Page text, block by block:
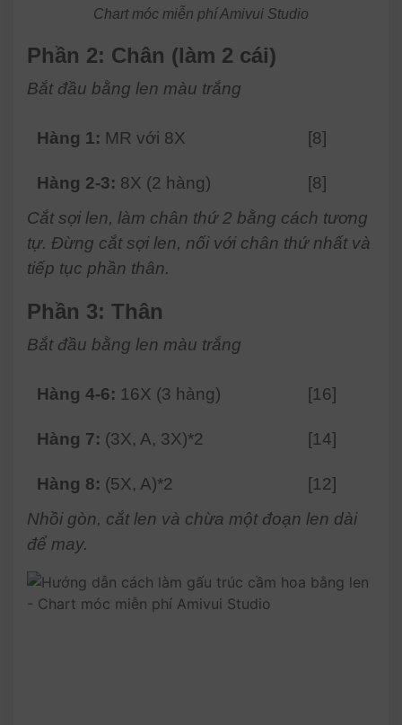
Chart móc miễn phí Amivui Studio
Phần 2: Chân (làm 2 cái)
Bắt đầu bằng len màu trắng
Hàng 1: MR với 8X [8]
Hàng 2-3: 8X (2 hàng)
[8]
Cắt sợi len, làm chân thứ 2 bằng cách tương
tự. Đừng cắt sợi len, nối với chân thứ nhất và
tiếp tục phần thân.
Phần 3: Thân
Bắt đầu bằng len màu trắng
Hàng 4-6: 16X (3 hàng) [16]
Hàng 7: (3X, A, 3X)*2 [14]
Hàng 8: (5X, A)*2
[12]
Nhồi gòn, cắt len và chừa một đoạn len dài
để may.